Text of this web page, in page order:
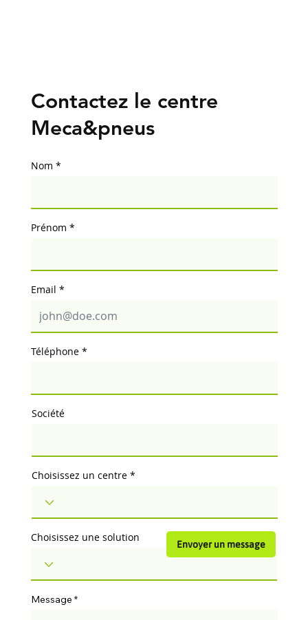
Contactez le centre
Meca&pneus
Nom
Email
Téléphone
Choisissez un centre
Message
Prénom
Société
Choisissez une solution
Envoyer un message